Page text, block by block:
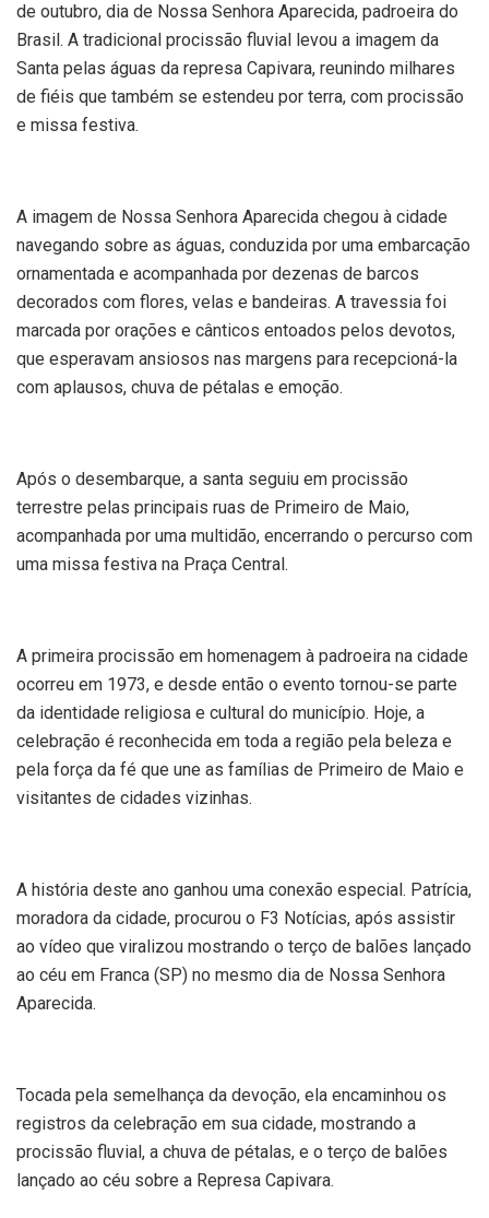
de outubro, dia de Nossa Senhora Aparecida, padroeira do
Brasil. A tradicional procissão fluvial levou a imagem da
Santa pelas águas da represa Capivara, reunindo milhares
de fiéis que também se estendeu por terra, com procissão
e missa festiva.
A imagem de Nossa Senhora Aparecida chegou à cidade
navegando sobre as águas, conduzida por uma embarcação
ornamentada e acompanhada por dezenas de barcos
decorados com flores, velas e bandeiras. A travessia foi
marcada por orações e cânticos entoados pelos devotos,
que esperavam ansiosos nas margens para recepcioná-la
com aplausos, chuva de pétalas e emoção.
Após o desembarque, a santa seguiu em procissão
terrestre pelas principais ruas de Primeiro de Maio,
acompanhada por uma multidão, encerrando o percurso com
uma missa festiva na Praça Central.
A primeira procissão em homenagem à padroeira na cidade
ocorreu em 1973, e desde então o evento tornou-se parte
da identidade religiosa e cultural do município. Hoje, a
celebração é reconhecida em toda a região pela beleza e
pela força da fé que une as famílias de Primeiro de Maio e
visitantes de cidades vizinhas.
A história deste ano ganhou uma conexão especial. Patrícia,
moradora da cidade, procurou o F3 Notícias, após assistir
ao vídeo que viralizou mostrando o terço de balões lançado
ao céu em Franca (SP) no mesmo dia de Nossa Senhora
Aparecida.
Tocada pela semelhança da devoção, ela encaminhou os
registros da celebração em sua cidade, mostrando a
procissão fluvial, a chuva de pétalas, e o terço de balões
lançado ao céu sobre a Represa Capivara.